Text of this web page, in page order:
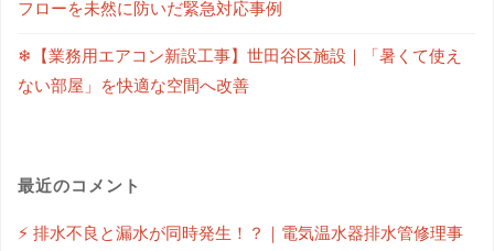
フローを未然に防いだ緊急対応事例
❄【業務用エアコン新設工事】世田谷区施設｜「暑くて使え
ない部屋」を快適な空間へ改善
最近のコメント
⚡ 排水不良と漏水が同時発生！？｜電気温水器排水管修理事